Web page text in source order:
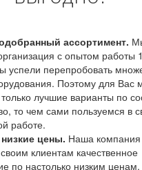
ассортимент.
с опытом работы
успели перепробовать
Поэтому для Вас
лучшие варианты по
то чем сами пользуемся в
работе.
цены. Наша компания
клиентам качественное
по настолько низким ценам,